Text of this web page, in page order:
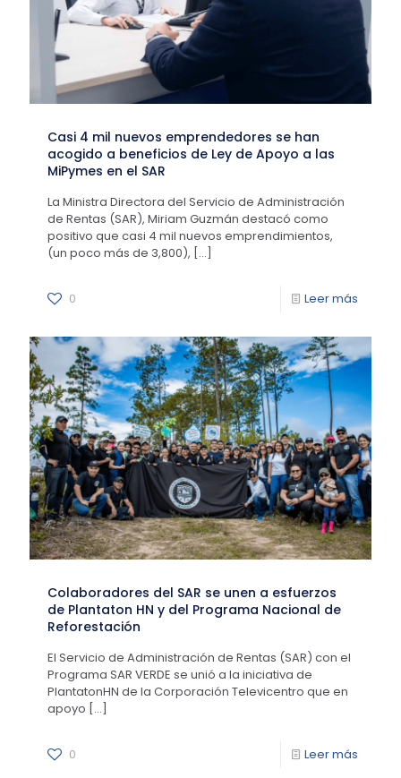
Casi 4 mil nuevos emprendedores se han
acogido a beneficios de Ley de Apoyo a las
MiPymes en el SAR
La Ministra Directora del Servicio de Administración
de Rentas (SAR), Miriam Guzmán destacó como
positivo que casi 4 mil nuevos emprendimientos,
(un poco más de 3,800), […]
0 Leer más
Colaboradores del SAR se unen a esfuerzos
de Plantaton HN y del Programa Nacional de
Reforestación
El Servicio de Administración de Rentas (SAR) con el
Programa SAR VERDE se unió a la iniciativa de
PlantatonHN de la Corporación Televicentro que en
apoyo […]
0 Leer más